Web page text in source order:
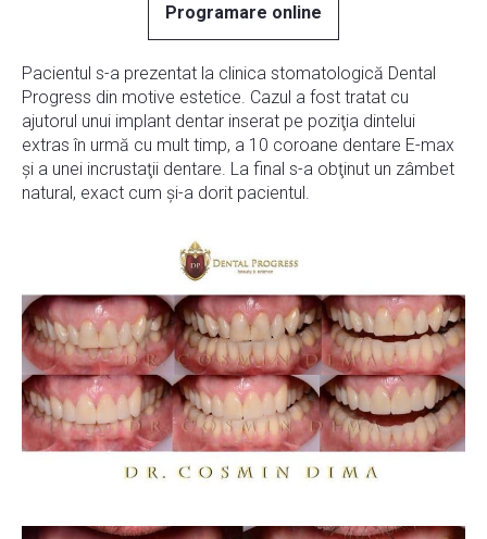
Programare online
Pacientul s-a prezentat la clinica stomatologică Dental
Progress din motive estetice. Cazul a fost tratat cu
ajutorul unui implant dentar inserat pe poziţia dintelui
extras în urmă cu mult timp, a 10 coroane dentare E-max
şi a unei incrustaţii dentare. La final s-a obţinut un zâmbet
natural, exact cum şi-a dorit pacientul.